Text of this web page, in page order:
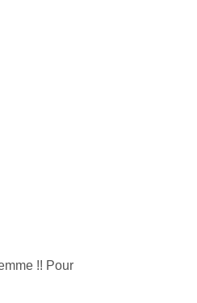
!! Pour